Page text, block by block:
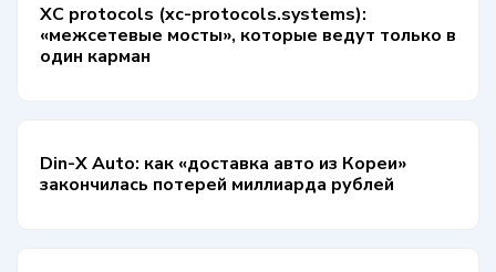
XC protocols (xc-protocols.systems):
«межсетевые мосты», которые ведут только в
один карман
Din-X Auto: как «доставка авто из Кореи»
закончилась потерей миллиарда рублей